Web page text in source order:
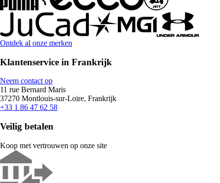
Ontdek al onze merken
Klantenservice in Frankrijk
Neem contact op
11 rue Bernard Maris
37270 Montlouis-sur-Loire, Frankrijk
+33 1 86 47 62 58
Veilig betalen
Koop met vertrouwen op onze site